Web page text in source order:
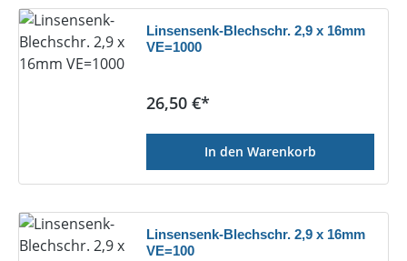
Linsensenk-Blechschr. 2,9 x 16mm
VE=1000
Regulärer Preis:
26,50 €*
In den Warenkorb
Linsensenk-Blechschr. 2,9 x 16mm
VE=100